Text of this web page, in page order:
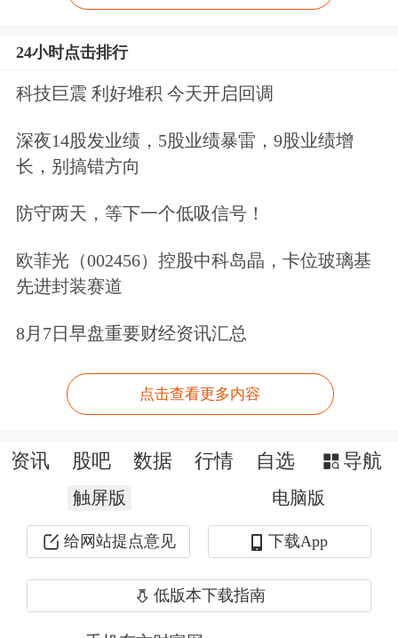
视频增长超30倍；一季度，智能体
为客户创造的收入同比增长30倍。李彦
宏透露，计划推出下一代超逼真数字人
自2025年第一季度起，百度股份回购金
额为445百万美元，2023年股份回购计
划项下的累计回购金额21亿美元。
在无人驾驶
卜快跑在全球累计提供超1100万次的出
行服务。今年一季度，萝卜快跑在全球
提供超140万次出行服务，同比增长
75%。
今年以来，萝卜快跑正在推进全球化。
目前，萝卜快跑已在迪拜开启公开道路
一步扩大。此外，Apollo与神州租车达
24小时点击排行
科技巨震 利好堆积 今天开启回调
深夜14股发业绩，5股业绩暴雷，9股业绩增
长，别搞错方向
防守两天，等下一个低吸信号！
欧菲光（002456）控股中科岛晶，卡位玻璃基
先进封装赛道
8月7日早盘重要财经资讯汇总
点击查看更多内容
资讯 股吧 数据 行情 自选 导航
触屏版 电脑版
给网站提点意见 下载App
低版本下载指南